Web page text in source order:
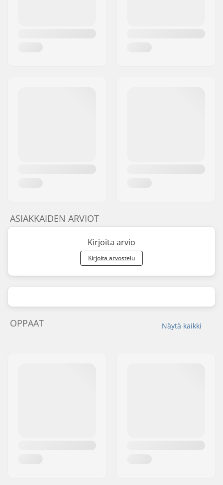
ASIAKKAIDEN ARVIOT
Kirjoita arvio
Kirjoita arvostelu
Näytä kaikki
OPPAAT